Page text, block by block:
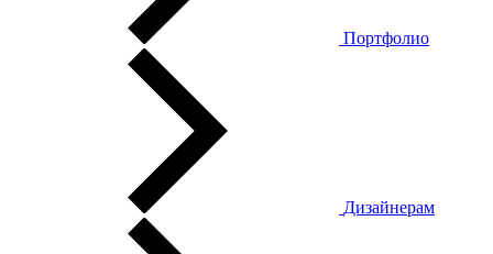
Портфолио
Дизайнерам